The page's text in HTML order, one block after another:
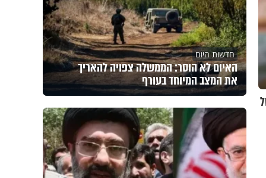
חדשות היום
האיום לא הוסר: הממשלה צפויה להאריך
את המצב המיוחד בעורף